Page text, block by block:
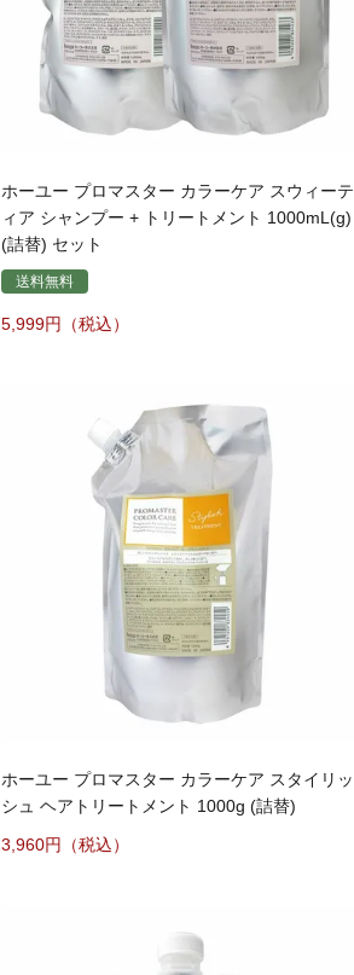
ホーユー プロマスター カラーケア スウィーテ
ィア シャンプー + トリートメント 1000mL(g)
(詰替) セット
送料無料
5,999
ホーユー プロマスター カラーケア スタイリッ
シュ ヘアトリートメント 1000g (詰替)
3,960